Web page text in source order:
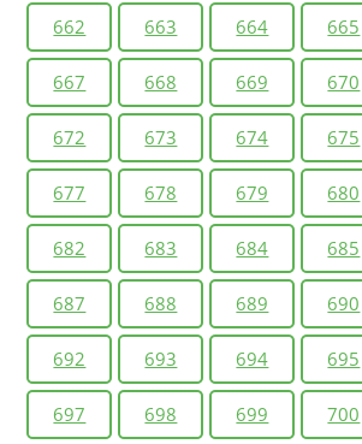
662 663 664 665
667 668 669 670
672 673 674 675
677 678 679 680
682 683 684 685
687 688 689 690
692 693 694 695
697 698 699 700